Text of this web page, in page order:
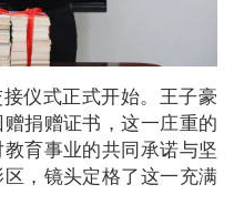
仪式正式开始。王子豪
捐赠证书，这一庄重的
育事业的共同承诺与坚
，镜头定格了这一充满